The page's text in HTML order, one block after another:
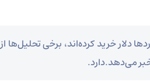
دلار خرید کرده‌اند، برخی تحلیل‌ها از